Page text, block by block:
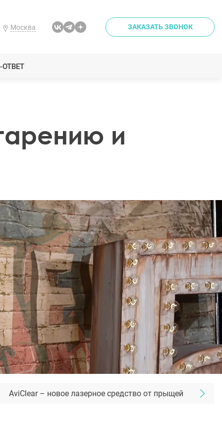
Москва ЗАКАЗАТЬ ЗВОНОК
и
AviClear – новое лазерное средство от прыщей